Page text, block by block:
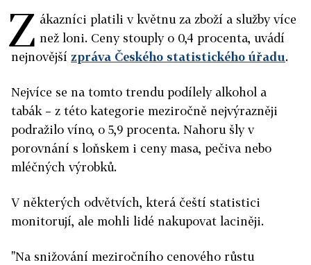
Z ákazníci platili v květnu za zboží a služby více
než loni. Ceny stouply o 0,4 procenta, uvádí
nejnovější zpráva Českého statistického úřadu.
Nejvíce se na tomto trendu podílely alkohol a
tabák – z této kategorie meziročně nejvýrazněji
podražilo víno, o 5,9 procenta. Nahoru šly v
porovnání s loňskem i ceny masa, pečiva nebo
mléčných výrobků.
V některých odvětvích, která čeští statistici
monitorují, ale mohli lidé nakupovat laciněji.
"Na snižování meziročního cenového růstu